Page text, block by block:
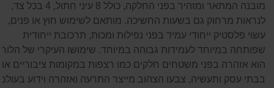
מובנה המתאר ומזהיר בפני החלקה, כולל 8 עיני חתול, 4 בכל צד,
לנראות מרחוק גם בשעות החשיכה. מותאם לשימוש חוץ או פנים,
עשוי פלסטיק ייחודי עמיד בפני נפילות ומכות, תרכובת ייחודית
שפותחה במיוחד לעמידות גבוהה במיוחד. שימושו העיקרי של הלוח
הוא אזהרה בפני משטחים חלקים כמו רצפות במקומות ציבוריים או
בבתי עסק ותעשיה, צבעו הצהוב מייצר התרעה ואזהרה וידוע בעולם